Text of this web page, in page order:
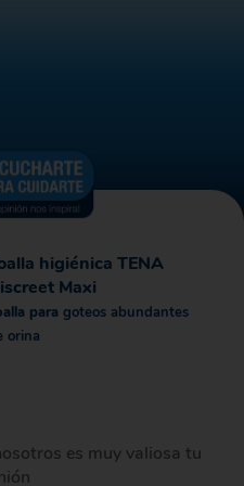
higiénica TENA
Maxi
para goteos abundantes
orina
es muy valiosa tu